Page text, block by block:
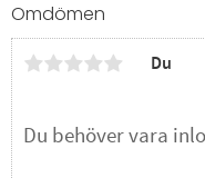
Omdömen
Du